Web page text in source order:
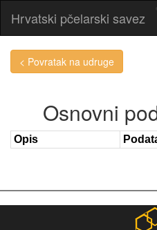
Hrvatski pčelarski savez
< Povratak na udruge
Osnovni
Opis